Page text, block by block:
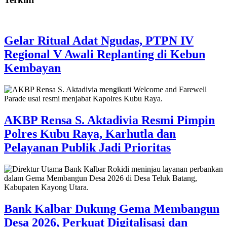
Gelar Ritual Adat Ngudas, PTPN IV
Regional V Awali Replanting di Kebun
Kembayan
AKBP Rensa S. Aktadivia Resmi Pimpin
Polres Kubu Raya, Karhutla dan
Pelayanan Publik Jadi Prioritas
Bank Kalbar Dukung Gema Membangun
Desa 2026, Perkuat Digitalisasi dan